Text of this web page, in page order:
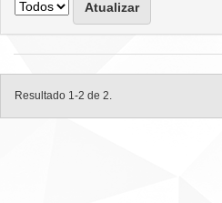
Resultado 1-2 de 2.